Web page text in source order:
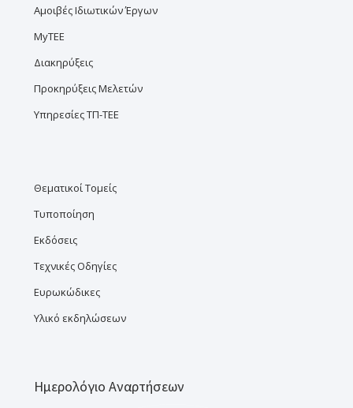
Αμοιβές Ιδιωτικών Έργων
MyTEE
Διακηρύξεις
Προκηρύξεις Μελετών
Υπηρεσίες ΤΠ-ΤΕΕ
Θεματικοί Τομείς
Τυποποίηση
Εκδόσεις
Τεχνικές Οδηγίες
Ευρωκώδικες
Υλικό εκδηλώσεων
Ημερολόγιο Αναρτήσεων